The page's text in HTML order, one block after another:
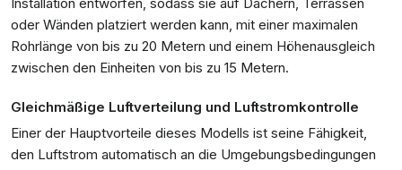
oder Wänden platziert werden kann, mit einer maximalen
Rohrlänge von bis zu 20 Metern und einem Höhenausgleich
zwischen den Einheiten von bis zu 15 Metern.
Gleichmäßige Luftverteilung und Luftstromkontrolle
Einer der Hauptvorteile dieses Modells ist seine Fähigkeit,
den Luftstrom automatisch an die Umgebungsbedingungen